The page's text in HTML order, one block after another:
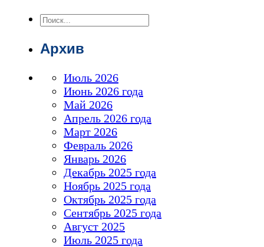
Поиск
Архив
Июль 2026
Июнь 2026 года
Май 2026
Апрель 2026 года
Март 2026
Февраль 2026
Январь 2026
Декабрь 2025 года
Ноябрь 2025 года
Октябрь 2025 года
Сентябрь 2025 года
Август 2025
Июль 2025 года